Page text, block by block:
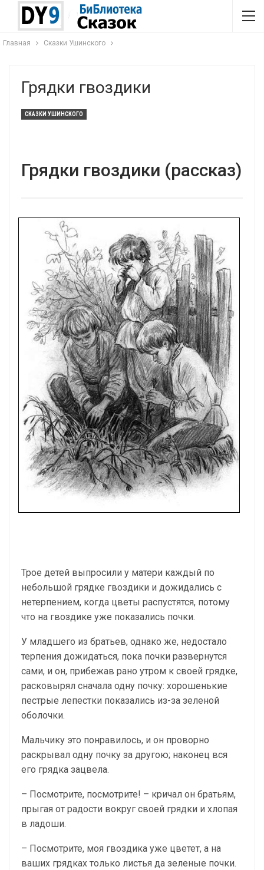
Главная Сказки Ушинского
Грядки гвоздики
СКАЗКИ УШИНСКОГО
Грядки гвоздики (рассказ)
Трое детей выпросили у матери каждый по
небольшой грядке гвоздики и дожидались с
нетерпением, когда цветы распустятся, потому
что на гвоздике уже показались почки.
У младшего из братьев, однако же, недостало
терпения дожидаться, пока почки развернутся
сами, и он, прибежав рано утром к своей грядке,
расковырял сначала одну почку: хорошенькие
пестрые лепестки показались из-за зеленой
оболочки.
Мальчику это понравилось, и он проворно
раскрывал одну почку за другою; наконец вся
его грядка зацвела.
– Посмотрите, посмотрите! – кричал он братьям,
прыгая от радости вокруг своей грядки и хлопая
в ладоши.
– Посмотрите, моя гвоздика уже цветет, а на
ваших грядках только листья да зеленые почки.